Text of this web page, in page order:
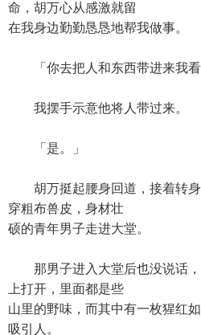
命，胡万心从感激就留
在我身边勤勤恳恳地帮我做事。
「你去把人和东西带进来我看
我摆手示意他将人带过来。
「是。」
胡万挺起腰身回道，接着转身
穿粗布兽皮，身材壮
硕的青年男子走进大堂。
那男子进入大堂后也没说话，
上打开，里面都是些
山里的野味，而其中有一枚猩红
吸引人。